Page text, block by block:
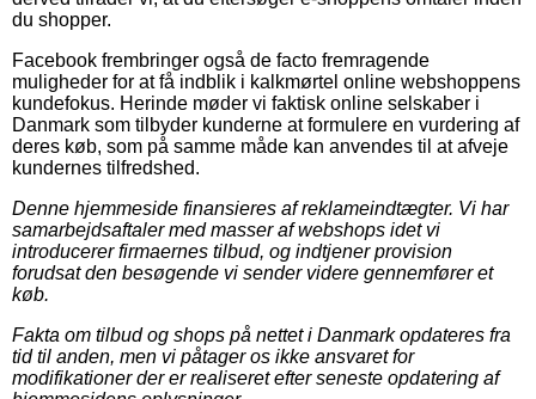
du shopper.
Facebook frembringer også de facto fremragende
muligheder for at få indblik i kalkmørtel online webshoppens
kundefokus. Herinde møder vi faktisk online selskaber i
Danmark som tilbyder kunderne at formulere en vurdering af
deres køb, som på samme måde kan anvendes til at afveje
kundernes tilfredshed.
Denne hjemmeside finansieres af reklameindtægter. Vi har
samarbejdsaftaler med masser af webshops idet vi
introducerer firmaernes tilbud, og indtjener provision
forudsat den besøgende vi sender videre gennemfører et
køb.
Fakta om tilbud og shops på nettet i Danmark opdateres fra
tid til anden, men vi påtager os ikke ansvaret for
modifikationer der er realiseret efter seneste opdatering af